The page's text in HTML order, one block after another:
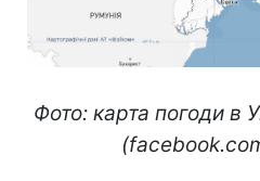
Фото: карта погоди в